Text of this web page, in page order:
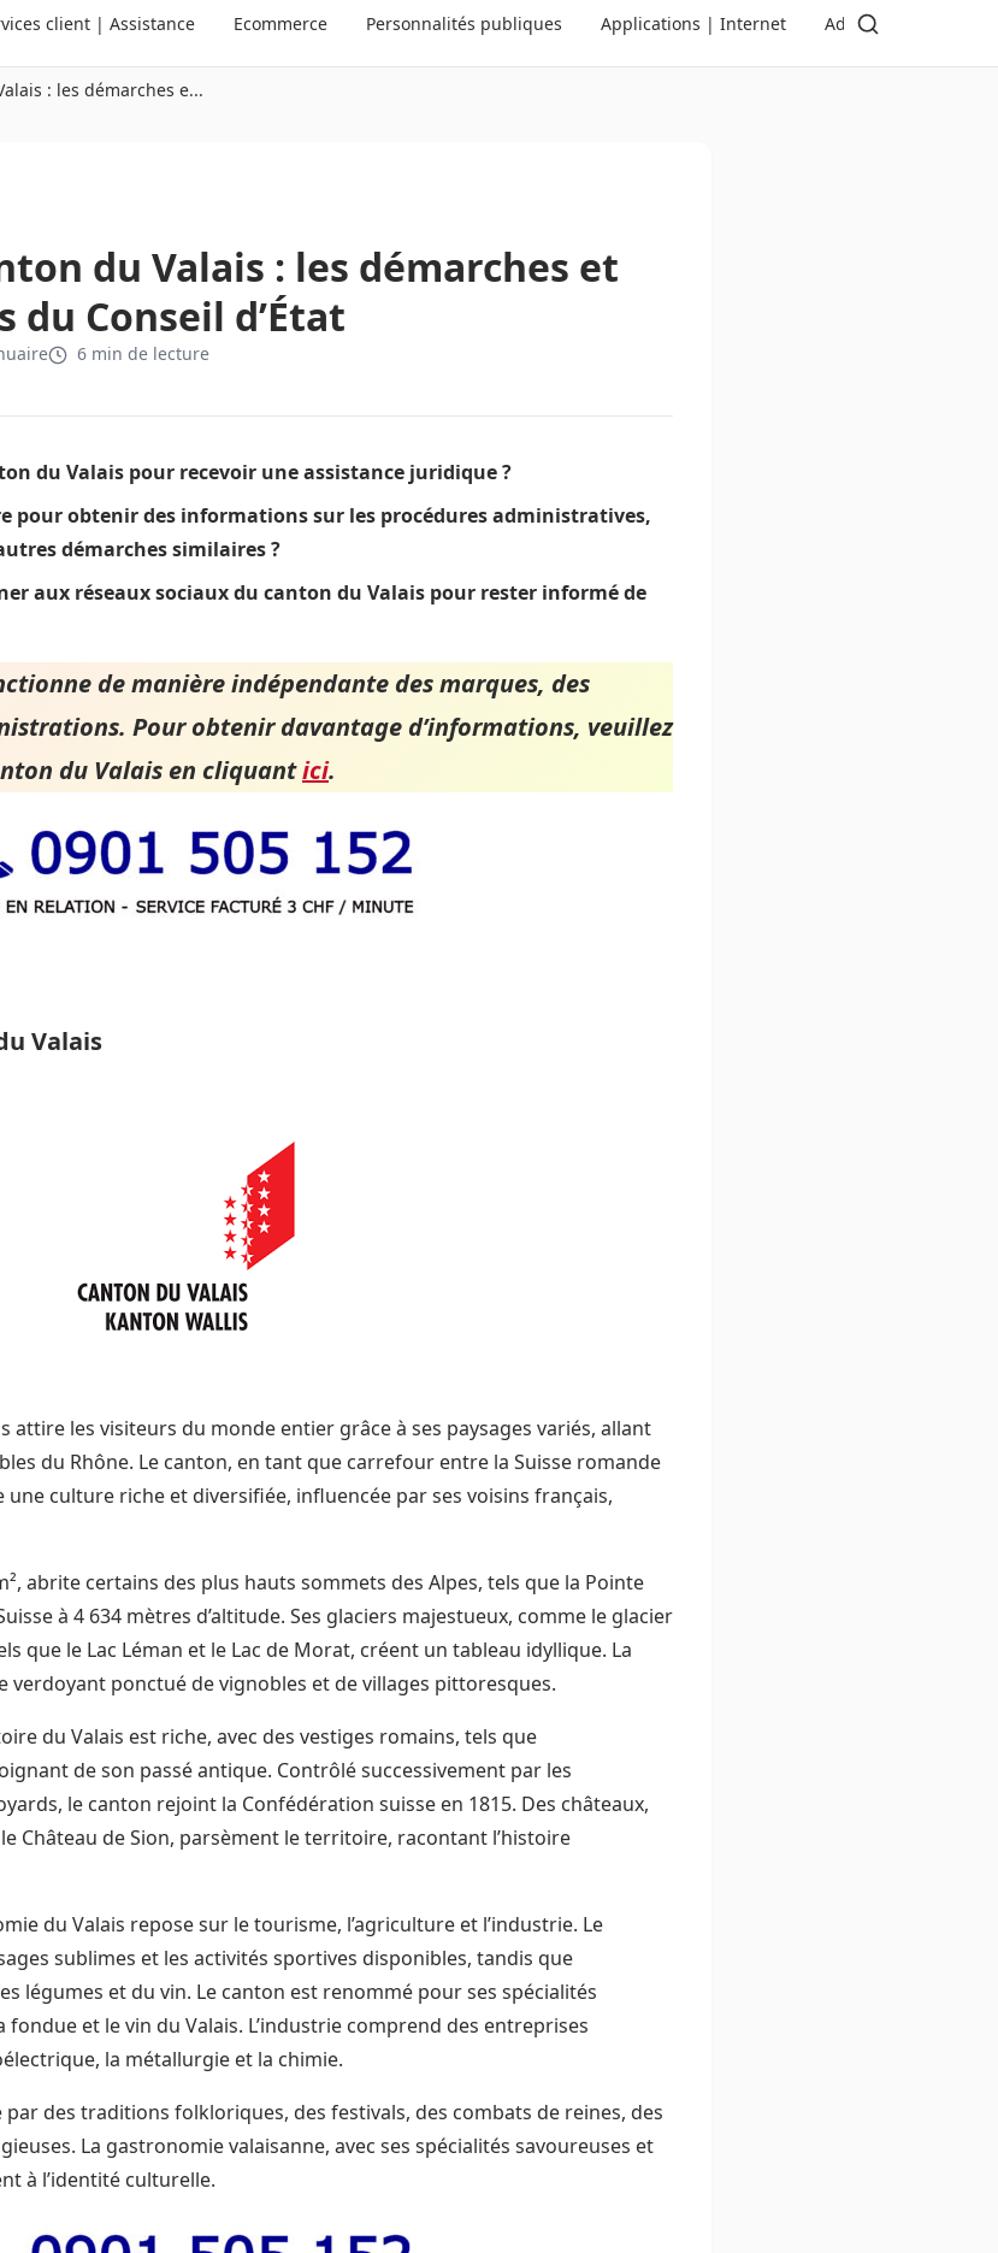
client | Assistance Ecommerce Personnalités publiques Applications | Internet Administration |
: les démarches e...
du Valais : les démarches et
du Conseil d’État
6 min de lecture
du Valais pour recevoir une assistance juridique ?
pour obtenir des informations sur les procédures administratives,
démarches similaires ?
aux réseaux sociaux du canton du Valais pour rester informé de
de manière indépendante des marques, des
Pour obtenir davantage d’informations, veuillez
du Valais en cliquantici.
Valais
attire les visiteurs du monde entier grâce à ses paysages variés, allant
du Rhône. Le canton, en tant que carrefour entre la Suisse romande
une culture riche et diversifiée, influencée par ses voisins français,
abrite certains des plus hauts sommets des Alpes, tels que la Pointe
à 4 634 mètres d’altitude. Ses glaciers majestueux, comme le glacier
que le Lac Léman et le Lac de Morat, créent un tableau idyllique. La
verdoyant ponctué de vignobles et de villages pittoresques.
du Valais est riche, avec des vestiges romains, tels que
de son passé antique. Contrôlé successivement par les
le canton rejoint la Confédération suisse en 1815. Des châteaux,
Château de Sion, parsèment le territoire, racontant l’histoire
du Valais repose sur le tourisme, l’agriculture et l’industrie. Le
sublimes et les activités sportives disponibles, tandis que
légumes et du vin. Le canton est renommé pour ses spécialités
et le vin du Valais. L’industrie comprend des entreprises
la métallurgie et la chimie.
des traditions folkloriques, des festivals, des combats de reines, des
La gastronomie valaisanne, avec ses spécialités savoureuses et
à l’identité culturelle.